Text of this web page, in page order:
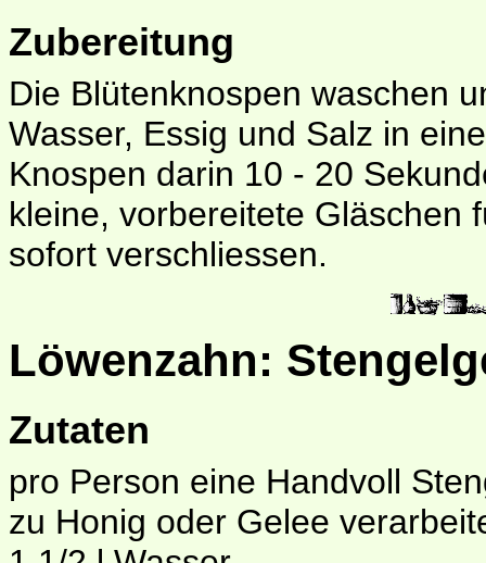
Zubereitung
Die Blütenknospen waschen
Wasser, Essig und Salz in
Knospen darin 10 - 20
kleine, vorbereitete Gläschen
sofort verschliessen.
Löwenzahn:
Zutaten
pro Person eine Handvoll
zu Honig oder Gelee